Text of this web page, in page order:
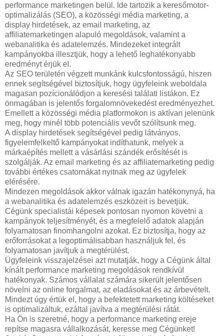
performance marketingen belül. Ide tartozik a keresőmotor-
optimalizálás (SEO), a közösségi média marketing, a
display hirdetések, az email marketing, az
affiliatemarketingen alapuló megoldások, valamint a
webanalitika és adatelemzés. Mindezeket integrált
kampányokba illesztjük, hogy a lehető leghatékonyabb
eredményt érjük el.
Az SEO területén végzett munkánk kulcsfontosságú, hiszen
ennek segítségével biztosítjuk, hogy ügyfeleink weboldala
magasan pozícionálódjon a keresési találati listákon. Ez
önmagában is jelentős forgalomnövekedést eredményezhet.
Emellett a közösségi média platformokon is aktívan jelenünk
meg, hogy minél több potenciális vevőt szólítsunk meg.
A display hirdetések segítségével pedig látványos,
figyelemfelkeltő kampányokat indíthatunk, melyek a
márkaépítés mellett a vásárlási szándék erősítését is
szolgálják. Az email marketing és az affiliatemarketing pedig
további értékes csatornákat nyitnak meg az ügyfelek
elérésére.
Mindezen megoldások akkor válnak igazán hatékonynyá, ha
a webanalitika és adatelemzés eszközeit is bevetjük.
Cégünk specialistái képesek pontosan nyomon követni a
kampányok teljesítményét, és a megfelelő adatok alapján
folyamatosan finomhangolni azokat. Ez biztosítja, hogy az
erőforrásokat a legoptimálisabban használjuk fel, és
folyamatosan javítjuk a megtérülést.
Ügyfeleink visszajelzései azt mutatják, hogy a Cégünk által
kínált performance marketing megoldások rendkívül
hatékonyak. Számos vállalat számára sikerült jelentősen
növelni az online forgalmat, az eladásokat és az árbevételt.
Mindezt úgy értük el, hogy a befektetett marketing költéseket
is optimalizáltuk, ezáltal javítva a megtérülési rátát.
Ha Ön is szeretné, hogy a performance marketing ereje
repítse magasra vállalkozását, keresse meg Cégünket!